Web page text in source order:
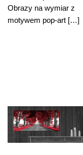
Obrazy na wymiar z
motywem pop-art […]